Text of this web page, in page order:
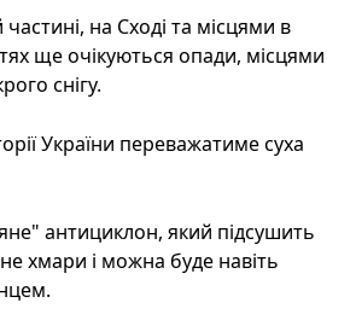
частині, на Сході та місцями в
ще очікуються опади, місцями
снігу.
України переважатиме суха
антициклон, який підсушить
хмари і можна буде навіть